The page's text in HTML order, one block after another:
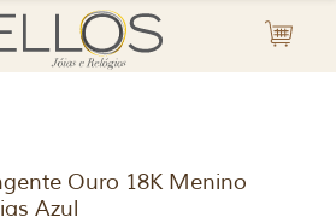
Ouro 18K Menino
Azul